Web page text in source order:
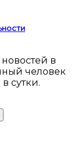
человек
сутки.